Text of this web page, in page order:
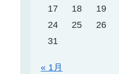
17
18 19
24
25 26
31
« 1月